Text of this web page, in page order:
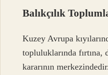
Balıkçılık
Kuzey Avrupa
topluluklarında fırtına,
kararının